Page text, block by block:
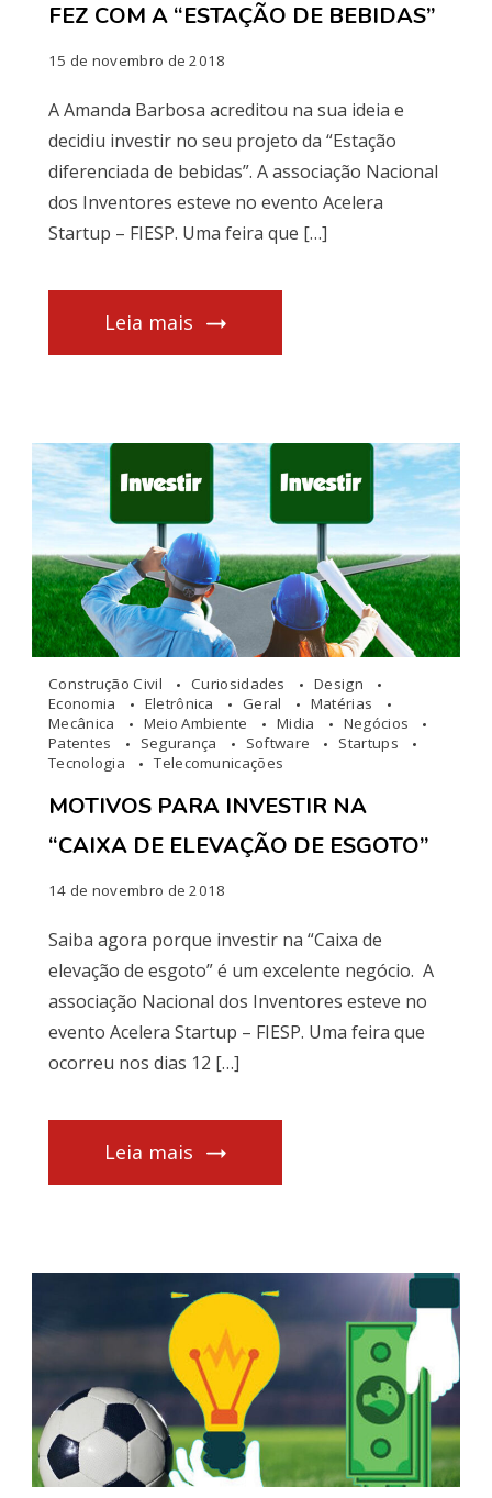
FEZ COM A “ESTAÇÃO DE BEBIDAS”
15 de novembro de 2018
A Amanda Barbosa acreditou na sua ideia e
decidiu investir no seu projeto da “Estação
diferenciada de bebidas”. A associação Nacional
dos Inventores esteve no evento Acelera
Startup – FIESP. Uma feira que […]
Leia mais
Construção Civil Curiosidades
Design
Economia
Eletrônica Geral
Matérias
Mecânica
Meio Ambiente Midia
Negócios
Patentes
Segurança Software
Startups
Tecnologia
Telecomunicações
MOTIVOS PARA INVESTIR NA
“CAIXA DE ELEVAÇÃO DE ESGOTO”
14 de novembro de 2018
Saiba agora porque investir na “Caixa de
elevação de esgoto” é um excelente negócio. A
associação Nacional dos Inventores esteve no
evento Acelera Startup – FIESP. Uma feira que
ocorreu nos dias 12 […]
Leia mais